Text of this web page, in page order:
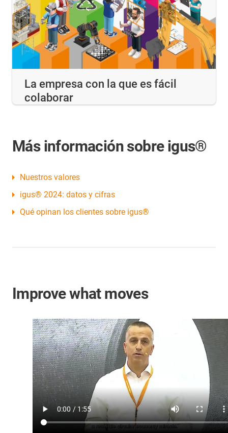
La empresa con la que es fácil
colaborar
Más información sobre igus®
Nuestros valores
igus® 2024: datos y cifras
Qué opinan los clientes sobre igus®
Improve what moves